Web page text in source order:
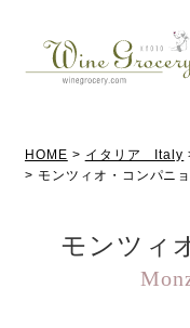
HOME イタリア Italy
モンツィオ・コンパ
モンツィ